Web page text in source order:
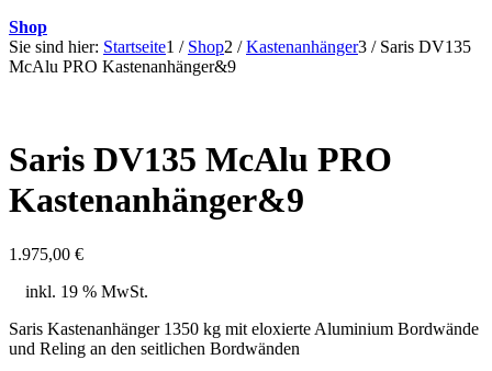
Shop
Sie sind hier: Startseite1 / Shop2 / Kastenanhänger3 / Saris DV135
McAlu PRO Kastenanhänger&9
Saris DV135 McAlu PRO
Kastenanhänger&9
1.975,00 €
inkl. 19 % MwSt.
Saris Kastenanhänger 1350 kg mit eloxierte Aluminium Bordwände
und Reling an den seitlichen Bordwänden